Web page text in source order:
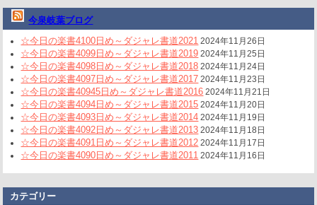
今泉岐葉ブログ
☆今日の楽書4100日め～ダジャレ書道2021 2024年11月26日
☆今日の楽書4099日め～ダジャレ書道2019 2024年11月25日
☆今日の楽書4098日め～ダジャレ書道2018 2024年11月24日
☆今日の楽書4097日め～ダジャレ書道2017 2024年11月23日
☆今日の楽書40945日め～ダジャレ書道2016 2024年11月21日
☆今日の楽書4094日め～ダジャレ書道2015 2024年11月20日
☆今日の楽書4093日め～ダジャレ書道2014 2024年11月19日
☆今日の楽書4092日め～ダジャレ書道2013 2024年11月18日
☆今日の楽書4091日め～ダジャレ書道2012 2024年11月17日
☆今日の楽書4090日め～ダジャレ書道2011 2024年11月16日
カテゴリー